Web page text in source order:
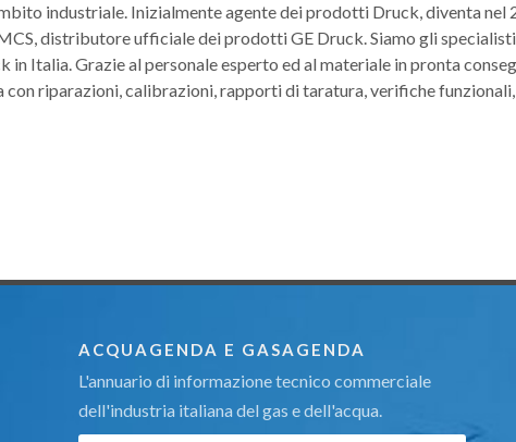
industriale. Inizialmente agente dei prodotti Druck, diventa nel
distributore ufficiale dei prodotti GE Druck. Siamo gli
Italia. Grazie al personale esperto ed al materiale in pronta
riparazioni, calibrazioni, rapporti di taratura, verifiche funzionali,
ACQUAGENDA E GASAGENDA
L'annuario di informazione tecnico commerciale
dell'industria italiana del gas e dell'acqua.